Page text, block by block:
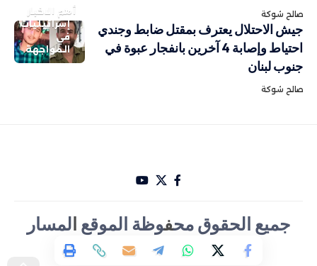
صالح شوكة
أهم الاخبار
إسرائيليات
في
المواجهة
جيش الاحتلال يعترف بمقتل ضابط وجندي
احتياط وإصابة 4 آخرين بانفجار عبوة في
جنوب لبنان
صالح شوكة
جميع الحقوق محفوظة الموقع المسار
الأخباري تصميم Hakam